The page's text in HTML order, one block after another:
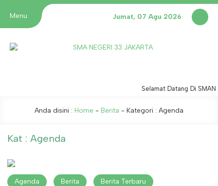
Menu Jumat, 07 Agu 2026
Selamat Datang Di SMAN
Anda disini : Home - Berita - Kategori : Agenda
Kat : Agenda
Agenda Berita Berita Terbaru